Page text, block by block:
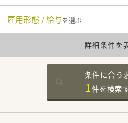
雇用形態 / 給与を選ぶ
詳細条件を
条件に合う
1件を検索